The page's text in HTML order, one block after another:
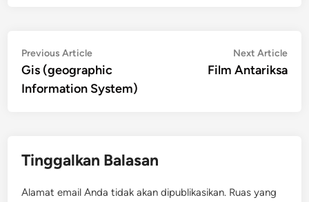
Navigasi
pos
Previous ArticlePrevious
article:
Gis (geographic
Information System)
Next Article
Film Antariksa
Tinggalkan Balasan
Alamat email Anda tidak akan dipublikasikan. Ruas yang